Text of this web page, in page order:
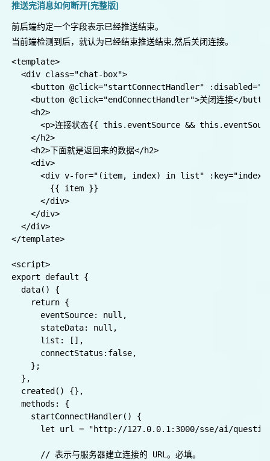
推送完消息如何断开[完整版]
前后端约定一个字段表示已经推送结束。
<template>
  <div class="chat-box">
<button @click="startConnectHandler"
<button @click="endConnectHandler">关闭连接</
    <h2>
    </h2>
    <h2>下面就是返回来的数据</h2>
    <div>
<div v-for="(item, index) in list"
        {{ item }}
      </div>
    </div>
  </div>
</template>
<script>
export default {
  data() {
    return {
      stateData: null,